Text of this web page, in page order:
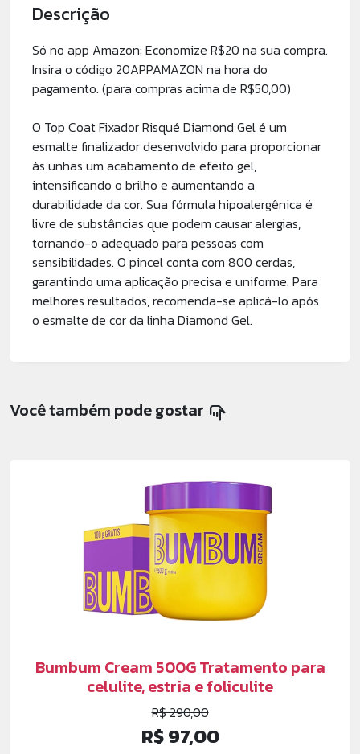
Descrição
Só no app Amazon: Economize R$20 na sua compra.
Insira o código 20APPAMAZON na hora do
pagamento. (para compras acima de R$50,00)
O Top Coat Fixador Risqué Diamond Gel é um
esmalte finalizador desenvolvido para proporcionar
às unhas um acabamento de efeito gel,
intensificando o brilho e aumentando a
durabilidade da cor. Sua fórmula hipoalergênica é
livre de substâncias que podem causar alergias,
tornando-o adequado para pessoas com
sensibilidades. O pincel conta com 800 cerdas,
garantindo uma aplicação precisa e uniforme. Para
melhores resultados, recomenda-se aplicá-lo após
o esmalte de cor da linha Diamond Gel.
Você também pode gostar pan_tool_alt
Bumbum Cream 500G Tratamento para
celulite, estria e foliculite
R$ 290,00
R$ 97,00